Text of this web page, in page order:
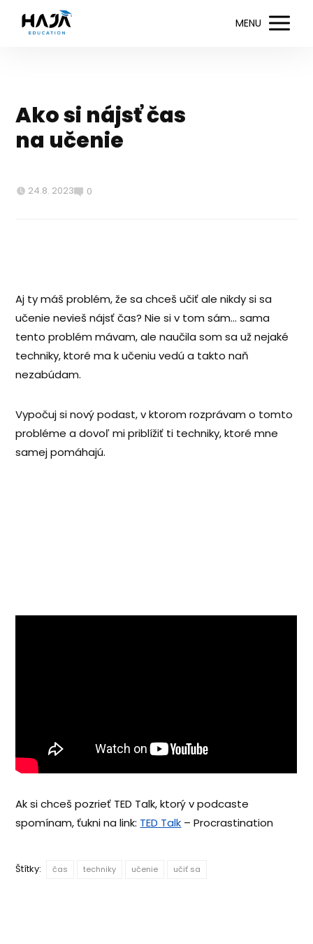
MENU
Ako si nájsť čas
na učenie
24.8. 2023 0
Aj ty máš problém, že sa chceš učiť ale nikdy si sa
učenie nevieš nájsť čas? Nie si v tom sám… sama
tento problém mávam, ale naučila som sa už nejaké
techniky, ktoré ma k učeniu vedú a takto naň
nezabúdam.
Vypočuj si nový podast, v ktorom rozprávam o tomto
probléme a dovoľ mi priblížiť ti techniky, ktoré mne
samej pomáhajú.
Ak si chceš pozrieť TED Talk, ktorý v podcaste
spomínam, ťukni na link: TED Talk – Procrastination
Štítky: čas techniky učenie učiť sa